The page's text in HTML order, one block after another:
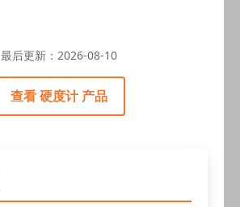
最后更新： 2026-08-10
查看 硬度计 产品